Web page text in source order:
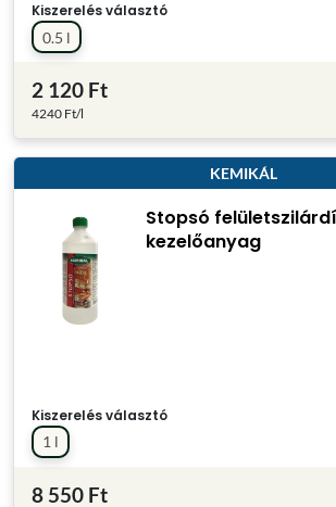
Kiszerelés választó
0.5 l
2 120 Ft
4240 Ft/l
KEMIKÁL
Stopsó
kezelőanyag
Kiszerelés választó
1 l
8 550 Ft